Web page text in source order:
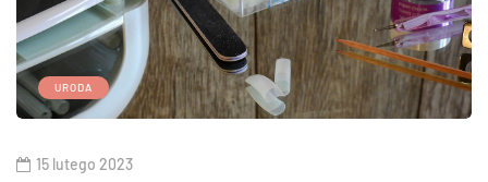
URODA
15 lutego 2023